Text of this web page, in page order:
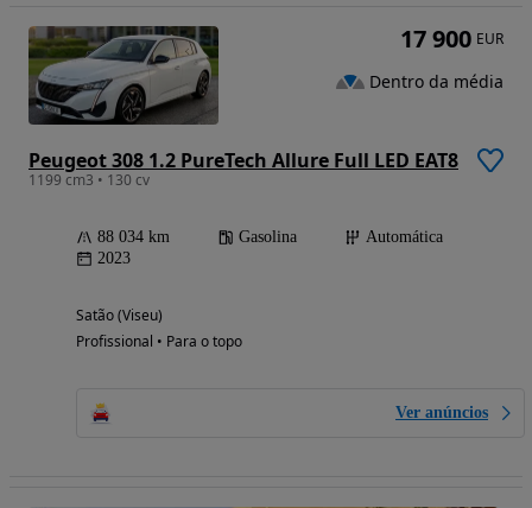
Peugeot 308 1.2 PureTech Allure Full LED EAT8
1199 cm3 • 130 cv
88 034 km Gasolina
Automática
2023
Satão (Viseu)
Profissional • Para o topo
Ver anúncios
17 900 EUR
Dentro da média